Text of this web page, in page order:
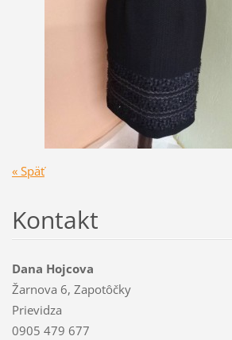
« Späť
Kontakt
Dana Hojcova
Žarnova 6, Zapotôčky
Prievidza
0905 479 677